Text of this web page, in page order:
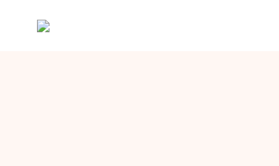
Tattoomuse.it